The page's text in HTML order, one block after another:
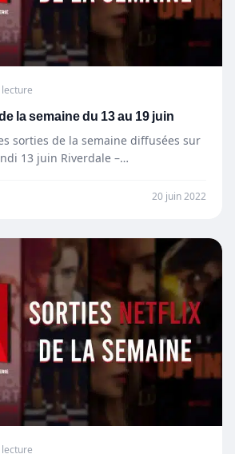
la semaine du 13 au 19 juin
sorties de la semaine diffusées sur
13 juin Riverdale –…
20 juin 2022